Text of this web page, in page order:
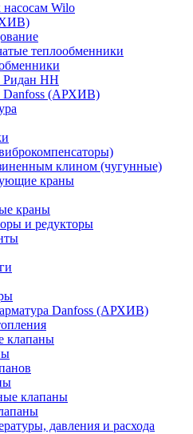
насосам Wilo
теплообменники
Ридан НН
Danfoss (АРХИВ)
клином (чугунные)
краны
краны
и редукторы
Danfoss (АРХИВ)
клапаны
клапаны
давления и расхода